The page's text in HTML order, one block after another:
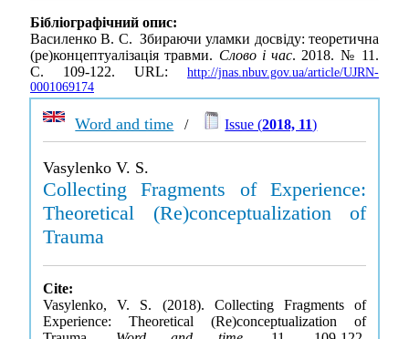
Бібліографічний опис:
Василенко В. С. Збираючи уламки досвіду: теоретична
(ре)концептуалізація травми. Слово і час. 2018. № 11.
С. 109-122. URL: http://jnas.nbuv.gov.ua/article/UJRN-
0001069174
Word and time / Issue (2018, 11)
Vasylenko V. S.
Collecting Fragments of Experience:
Theoretical (Re)conceptualization of
Trauma
Cite:
Vasylenko, V. S. (2018). Collecting Fragments of
Experience: Theoretical (Re)conceptualization of